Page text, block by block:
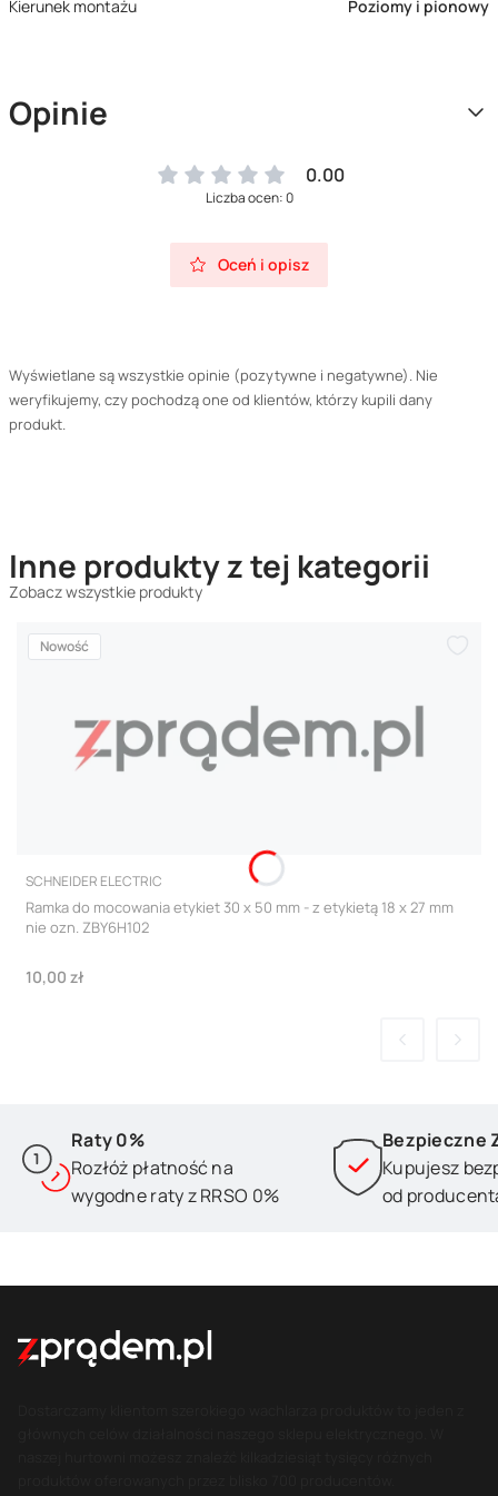
Kierunek montażu Poziomy i pionowy
Opinie
0.00
Liczba ocen: 0
Oceń i opisz
Wyświetlane są wszystkie opinie (pozytywne i negatywne). Nie
weryfikujemy, czy pochodzą one od klientów, którzy kupili dany
produkt.
Inne produkty z tej kategorii
Zobacz wszystkie produkty
Nowość
PRODUCENT
SCHNEIDER ELECTRIC
Ramka do mocowania etykiet 30 x 50 mm - z etykietą 18 x 27 mm
nie ozn. ZBY6H102
Cena
10,00 zł
Raty 0%
Rozłóż płatność na
wygodne raty z RRSO 0%
Bezpieczne
Kupujesz
od